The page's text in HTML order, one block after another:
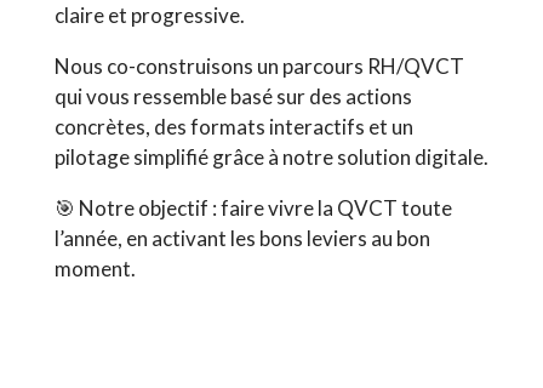
claire et progressive.
Nous co-construisons un parcours RH/QVCT
qui vous ressemble basé sur des actions
concrètes, des formats interactifs et un
pilotage simplifié grâce à notre solution digitale.
🎯 Notre objectif : faire vivre la QVCT toute
l’année, en activant les bons leviers au bon
moment.